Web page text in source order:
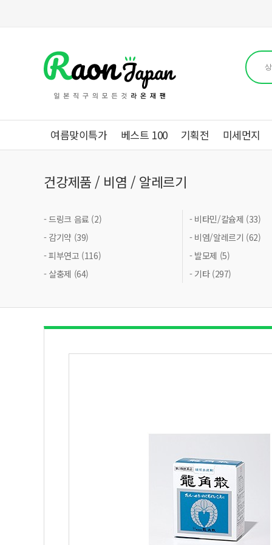
여름맞이특가 베스트 100 기획전 미세먼지
건강제품 / 비염 / 알레르기
- 드링크 음료 (2)
- 비타민/칼슘제 (33)
- 감기약 (39)
- 비염/알레르기 (62)
- 피부연고 (116)
- 발모제 (5)
- 살충제 (64)
- 기타 (297)